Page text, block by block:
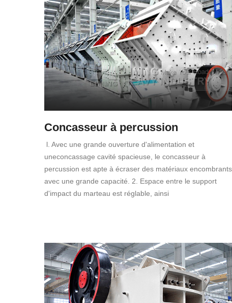
Concasseur à percussion
l. Avec une grande ouverture d'alimentation et
uneconcassage cavité spacieuse, le concasseur à
percussion est apte à écraser des matériaux encombrants
avec une grande capacité. 2. Espace entre le support
d'impact du marteau est réglable, ainsi